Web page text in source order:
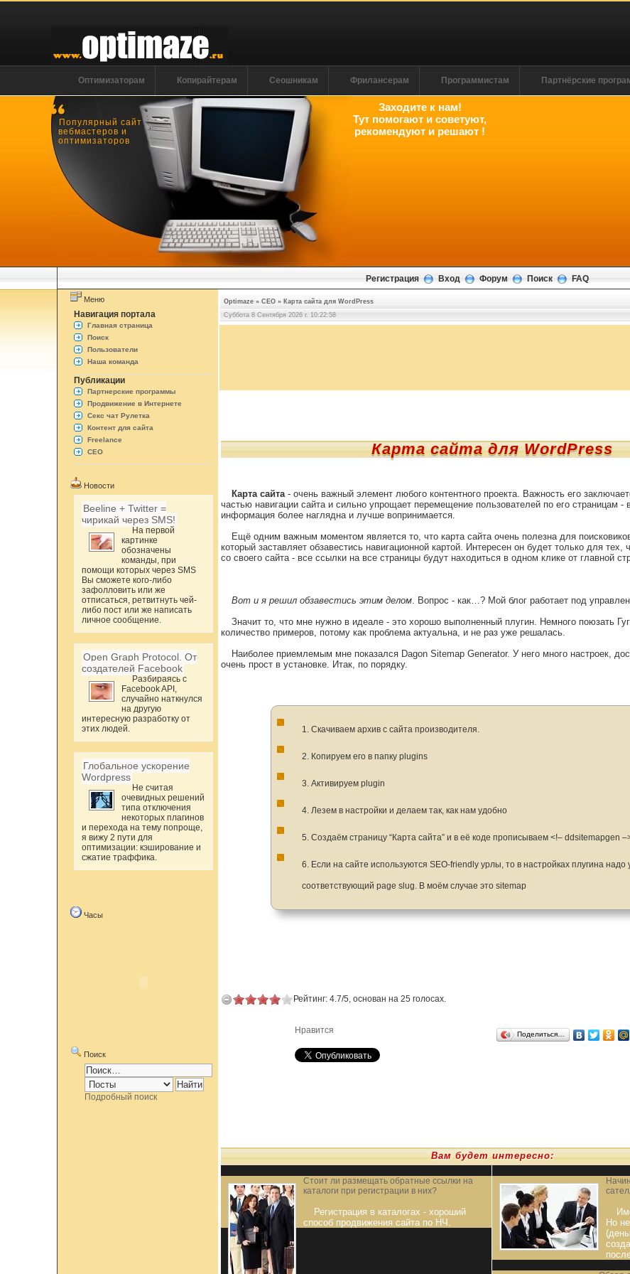
Оптимизаторам Копирайтерам Сеошникам Фрилансерам Программистам Партнёрские
Популярный сайт
вебмастеров и
оптимизаторов
Заходите к нам!
Тут помогают и советуют,
рекомендуют и решают !
Регистрация Вход Форум Поиск FAQ
Меню
Навигация портала
Главная страница
Поиск
Пользователи
Наша команда
Публикации
Партнерские программы
Продвижение в Интернете
Секс чат Рулетка
Контент для сайта
Freelance
СЕО
Новости
Beeline + Twitter =
чирикай через SMS!
На первой
картинке
обозначены
команды, при
помощи которых через SMS
Вы сможете кого-либо
зафолловить или же
отписаться, ретвитнуть чей-
либо пост или же написать
личное сообщение.
Open Graph Protocol. От
создателей Facebook
Разбираясь с
Facebook API,
случайно наткнулся
на другую
интересную разработку от
этих людей.
Глобальное ускорение
Wordpress
Не считая
очевидных решений
типа отключения
некоторых плагинов
и перехода на тему попроще,
я вижу 2 пути для
оптимизации: кэширование и
сжатие траффика.
Часы
Поиск
Подробный поиск
Optimaze » СЕО » Карта сайта для WordPress
Суббота 8 Сентября 2026 г. 10:22:59
Карта сайта для WordPress
Карта сайта- очень важный элемент любого контентного проекта. Важность его
частью навигации сайта и сильно упрощает перемещение пользователей по его страницам -
информация более наглядна и лучше вопринимается.
Ещё одним важным моментом является то, что карта сайта очень полезна для
который заставляет обзавестись навигационной картой. Интересен он будет только для
со своего сайта - все ссылки на все страницы будут находиться в одном клике от главной
Вот и я решил обзавестись этим делом. Вопрос - как…? Мой блог работает под
Значит то, что мне нужно в идеале - это хорошо выполненный плугин. Немного поюзать
количество примеров, потому как проблема актуальна, и не раз уже решалась.
Наиболее приемлемым мне показался Dagon Sitemap Generator. У него много настроек,
очень прост в установке. Итак, по порядку.
1. Скачиваем архив с сайта производителя.
2. Копируем его в папку plugins
3. Активируем plugin
4. Лезем в настройки и делаем так, как нам удобно
5. Создаём страницу “Карта сайта” и в её коде прописываем <!– ddsitemapgen
6. Если на сайте используются SEO-friendly урлы, то в настройках плугина надо
соответствующий page slug. В моём случае это sitemap
Рейтинг: 4.7/5, основан на 25 голосах.
Нравится Поделиться…
Вам будет интересно:
Стоит ли размещать обратные ссылки на
каталоги при регистрации в них?
Регистрация в каталогах - хороший
способ продвижения сайта по НЧ.
Но